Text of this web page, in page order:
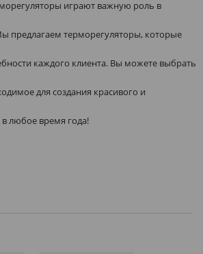
играют важную роль в
предлагаем терморегуляторы, которые
каждого клиента. Вы можете выбрать
для создания красивого и
любое время года!